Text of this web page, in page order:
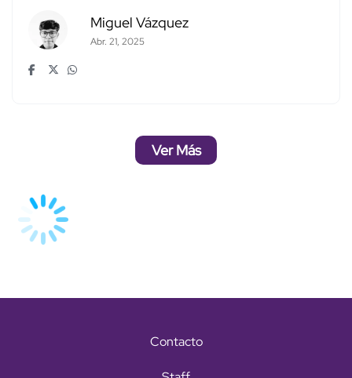
Miguel Vázquez
Abr. 21, 2025
Ver Más
Contacto